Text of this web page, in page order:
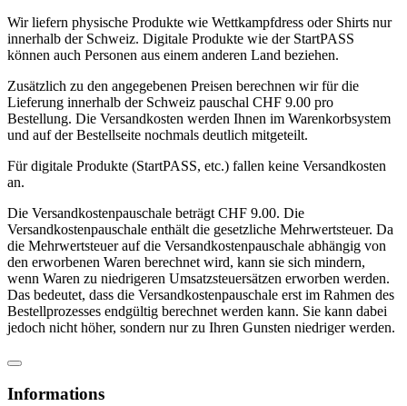
Wir liefern physische Produkte wie Wettkampfdress oder Shirts nur
innerhalb der Schweiz. Digitale Produkte wie der StartPASS
können auch Personen aus einem anderen Land beziehen.
Zusätzlich zu den angegebenen Preisen berechnen wir für die
Lieferung innerhalb der Schweiz pauschal CHF 9.00 pro
Bestellung. Die Versandkosten werden Ihnen im Warenkorbsystem
und auf der Bestellseite nochmals deutlich mitgeteilt.
Für digitale Produkte (StartPASS, etc.) fallen keine Versandkosten
an.
Die Versandkostenpauschale beträgt CHF 9.00. Die
Versandkostenpauschale enthält die gesetzliche Mehrwertsteuer. Da
die Mehrwertsteuer auf die Versandkostenpauschale abhängig von
den erworbenen Waren berechnet wird, kann sie sich mindern,
wenn Waren zu niedrigeren Umsatzsteuersätzen erworben werden.
Das bedeutet, dass die Versandkostenpauschale erst im Rahmen des
Bestellprozesses endgültig berechnet werden kann. Sie kann dabei
jedoch nicht höher, sondern nur zu Ihren Gunsten niedriger werden.
Informations